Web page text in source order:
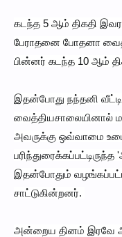
கடந்த 5 ஆம் திகதி
பேராதனை போதனா
பின்னர் கடந்த 10 ஆம்
இதன்போது நந்தனி
வைத்தியசாலையினால்
அவருக்கு ஒவ்வாமை
இதன்போதும்
சாட்டுகின்றனர்.
அன்றைய தினம் இரவே